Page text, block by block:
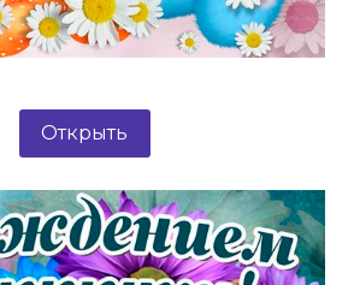
Открыть